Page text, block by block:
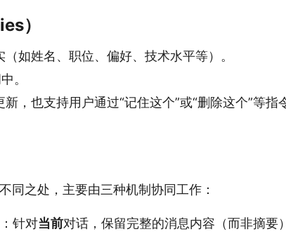
）
（如姓名、职位、偏好、技术水平等）。
。
新，也支持用户通过“记住这个”或“删除这个”等指
同之处，主要由三种机制协同工作：
：针对当前对话，保留完整的消息内容（而非摘要